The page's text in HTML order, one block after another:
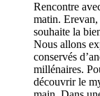
Rencontre
matin.
souhaite la
Nous allons
conservés
millénaires.
découvrir le